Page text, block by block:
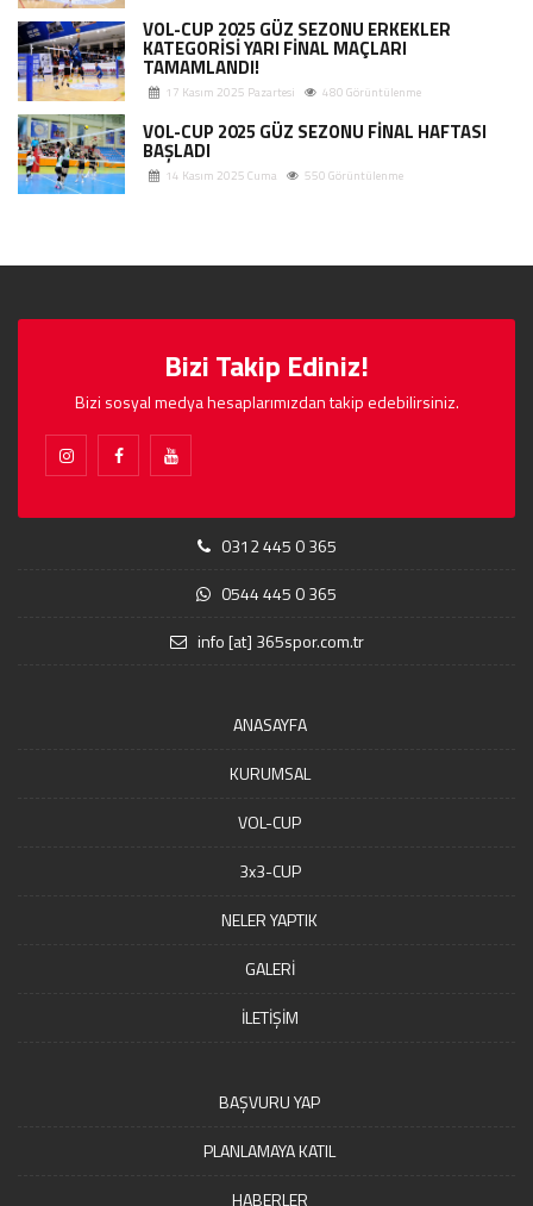
VOL-CUP 2025 GÜZ SEZONU ERKEKLER
KATEGORİSİ YARI FİNAL MAÇLARI
TAMAMLANDI!
17 Kasım 2025 Pazartesi 480 Görüntülenme
VOL-CUP 2025 GÜZ SEZONU FİNAL HAFTASI
BAŞLADI
14 Kasım 2025 Cuma 550 Görüntülenme
Bizi Takip Ediniz!
Bizi sosyal medya hesaplarımızdan takip edebilirsiniz.
0312 445 0 365
0544 445 0 365
info [at] 365spor.com.tr
ANASAYFA
KURUMSAL
VOL-CUP
3x3-CUP
NELER YAPTIK
GALERİ
İLETİŞİM
BAŞVURU YAP
PLANLAMAYA KATIL
HABERLER